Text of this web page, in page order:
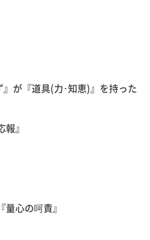
』が『道具(力･知恵)』を持った
』
心の呵責』